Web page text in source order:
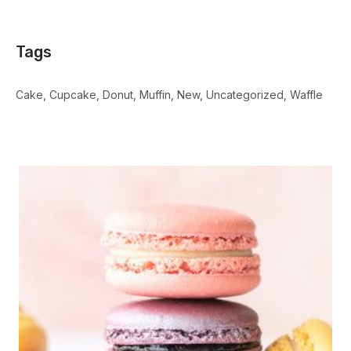
Tags
Cake Cupcake Donut Muffin New Uncategorized Waffle